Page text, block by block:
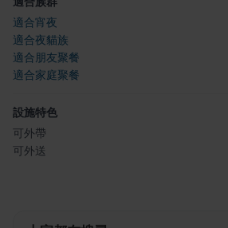
適合宵夜
適合夜貓族
適合朋友聚餐
適合家庭聚餐
設施特色
可外帶
可外送